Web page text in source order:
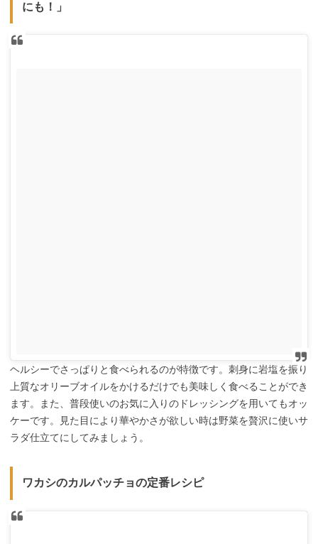
にも！」
ヘルシーでさっぱりと食べられるのが特徴です。刺身に岩塩を振り
上質なオリーブオイルをかけるだけでも美味しく食べることができ
ます。また、普段使いのお気に入りのドレッシングを用いてもオッ
ケーです。見た目により華やかさが欲しい時は野菜を贅沢に使いサ
ラダ仕立てにしてみましょう。
ワカシのカルパッチョの定番レシピ